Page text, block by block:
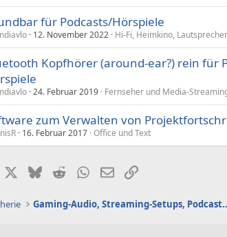
für Podcasts/Hörspiele
12. November 2022 Hi-Fi, Heimkino,
Kopfhörer (around-ear?) rein für
24. Februar 2019 Fernseher und Media-
zum Verwalten von
16. Februar 2017 Office und Text
FacebookX (Twitter)
BlueskyRedditWhatsApp
E-MailLink
Gaming-Audio,